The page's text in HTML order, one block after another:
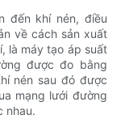
đến khí nén, điều
về cách sản xuất
là máy tạo áp suất
được đo bằng
nén sau đó được
mạng lưới đường
nhau.